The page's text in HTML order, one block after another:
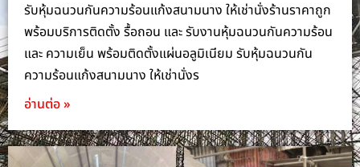
รับหุ้มฉนวนกันความร้อนแก้งสนามนาง ให้เช่านั่งร้านราคาถูก
พร้อมบริการติดตั้ง รื้อถอน และ รับงานหุ้มฉนวนกันความร้อน
และ ความเย็น พร้อมติดตั้งแผ่นอลูมิเนียม รับหุ้มฉนวนกัน
ความร้อนแก้งสนามนาง ให้เช่านั่งร
อ่านต่อ »